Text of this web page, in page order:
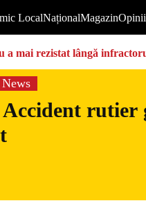
LocalNaționalMagazinOpinii
a mai rezistat lângă
Accident rutier